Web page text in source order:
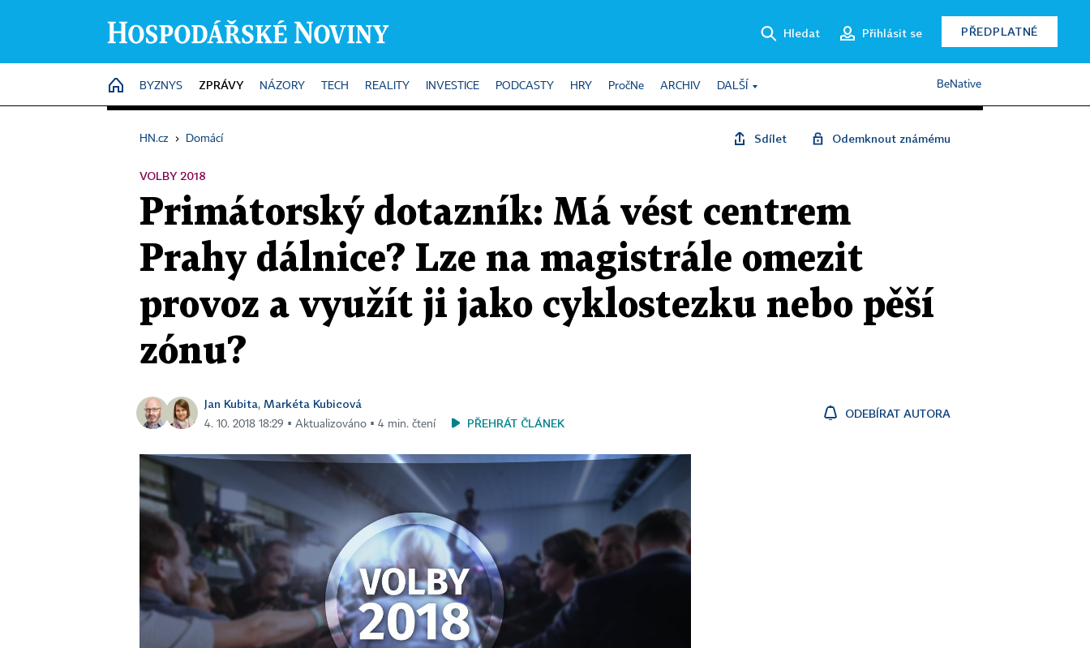
Hledat Přihlásit se PŘEDPLATNÉ
HOME
BYZNYS ZPRÁVY NÁZORY TECH REALITY INVESTICE PODCASTY HRY PročNe ARCHIV DALŠÍ BeNative
HN.cz › Domácí Sdílet Odemknout známému
VOLBY 2018
Primátorský dotazník: Má vést centrem
Prahy dálnice? Lze na magistrále omezit
provoz a využít ji jako cyklostezku nebo pěší
zónu?
Jan Kubita, Markéta Kubicová
4. 10. 2018 18:29 ▪ Aktualizováno ▪ 4 min. čtení PŘEHRÁT ČLÁNEK
ODEBÍRAT AUTORA